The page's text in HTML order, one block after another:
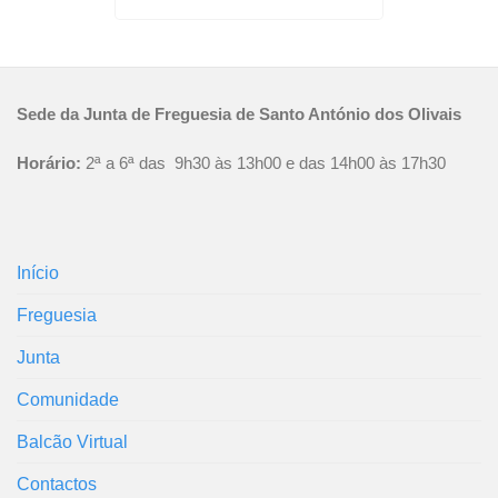
Sede da Junta de Freguesia de Santo António dos Olivais
Horário: 2ª a 6ª das 9h30 às 13h00 e das 14h00 às 17h30
Início
Freguesia
Junta
Comunidade
Balcão Virtual
Contactos